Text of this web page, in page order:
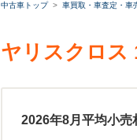
中古車トップ 車買取・車査定・車
ヤリスクロス
2026年8月平均小売